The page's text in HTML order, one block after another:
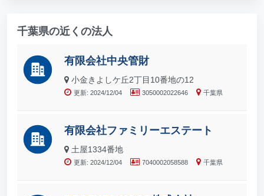
千葉県の近くの法人
有限会社中央管財
小金きよしケ丘2丁目10番地の12
更新: 2024/12/04 3050002022646 千葉県
有限会社ファミリーエステート
土屋1334番地
更新: 2024/12/04 7040002058588 千葉県